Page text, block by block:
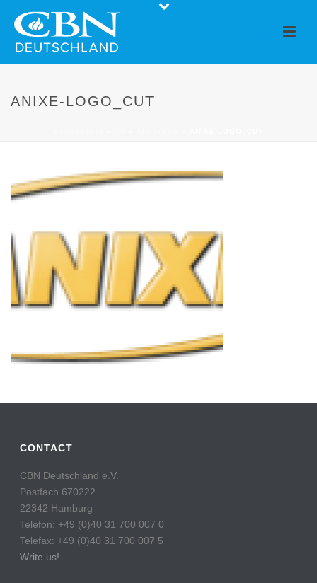
ANIXE-LOGO_CUT
CONTACT
CBN Deutschland e.V.
Postfach 670222
22342 Hamburg
Telefon: +49 (0)40 31 700 007 0
Telefax: +49 (0)40 31 700 007 5
Write us!